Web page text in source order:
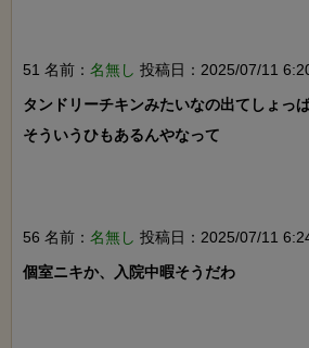
51 名前： 名無し 投稿日：2025/07/11
タンドリーチキンみたいなの出てしょっ
そういうひもあるんやなって
56 名前： 名無し 投稿日：2025/07/11
個室ニキか、入院中暇そうだわ